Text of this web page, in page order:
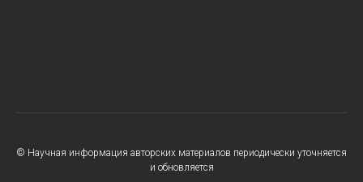
© Научная информация авторских материалов периодически уточняется
и обновляется